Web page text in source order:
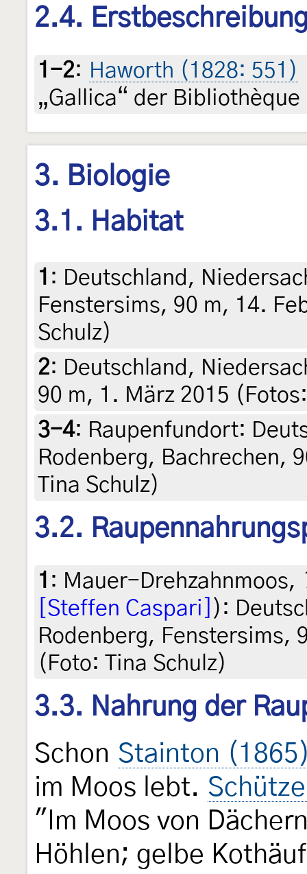
2.4.
1-2: Haworth (1828: 551)
„Gallica“ der
3. Biologie
3.1. Habitat
1 : Deutschland,
Fenstersims, 90 m, 14.
Schulz)
2: Deutschland,
90 m, 1. März 2015
3-4: Raupenfundort:
Rodenberg, Bachrechen,
Tina Schulz)
3.2.
1 : Mauer-Drehzahnmoos,
[Steffen Caspari]
):
Rodenberg, Fenstersims,
(Foto: Tina Schulz)
3.3. Nahrung der
Schon Stainton
im Moos lebt.
"Im Moos von
Höhlen; gelbe